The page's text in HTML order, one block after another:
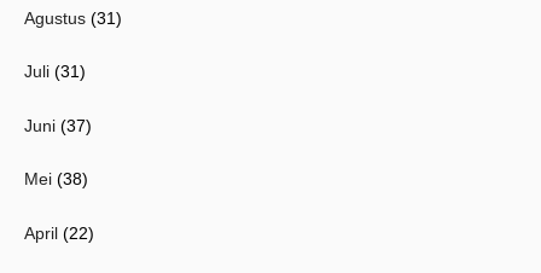
Agustus (31)
Juli (31)
Juni (37)
Mei (38)
April (22)